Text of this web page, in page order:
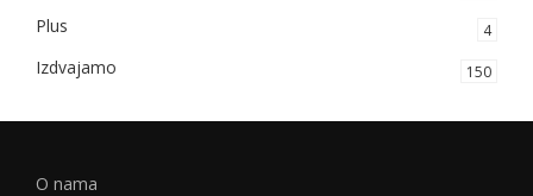
Plus 4
Izdvajamo 150
O nama